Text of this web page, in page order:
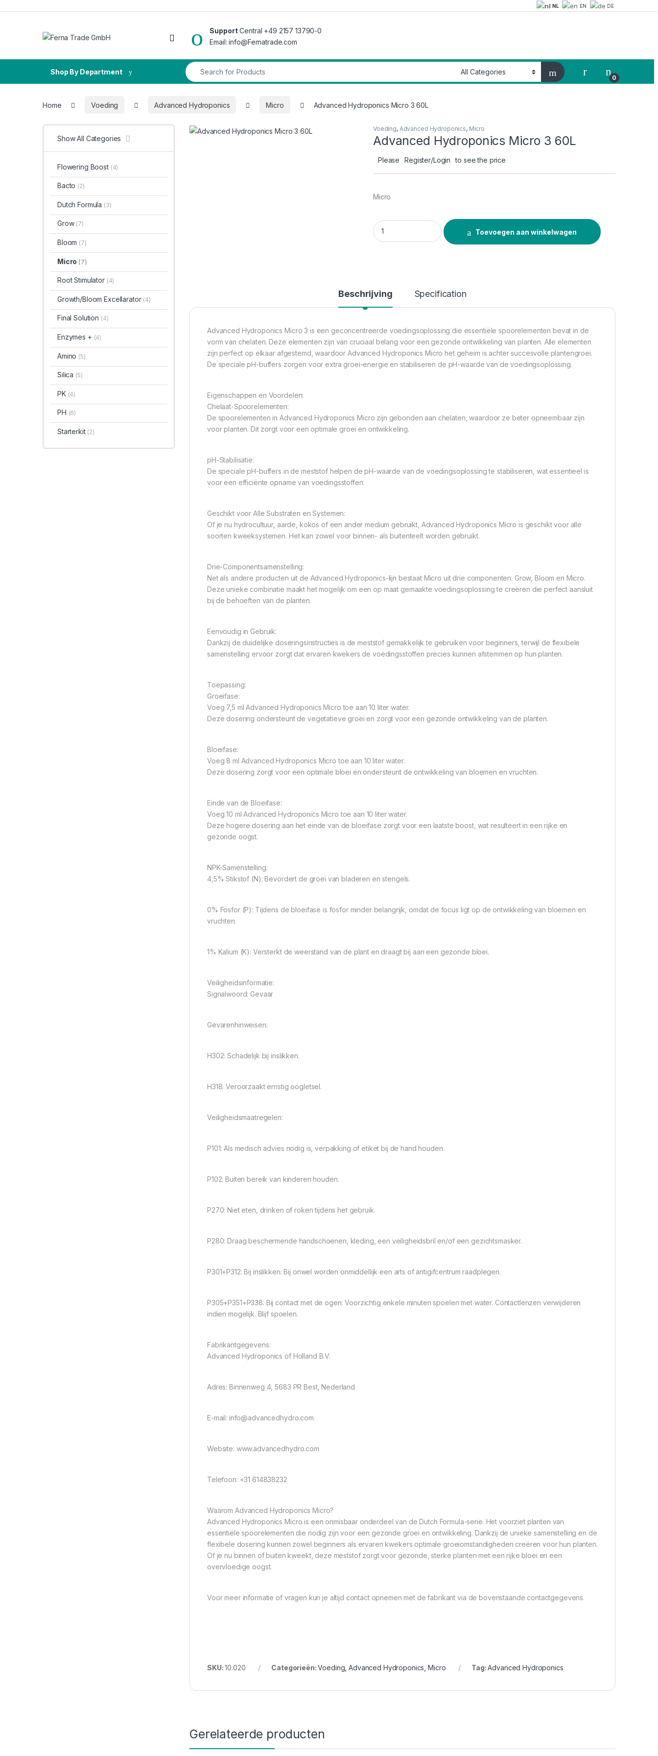
NL EN DE
Open
SupportCentral +49 2157 13790-0
Email: info@Fernatrade.com
Shop By Department
Search for:
My Account
0
Home Voeding Advanced Hydroponics Micro Advanced Hydroponics Micro 3 60L
Voeding, Advanced Hydroponics, Micro
Advanced Hydroponics Micro 3 60L
Please Register/Login to see the price
Micro
Advanced Hydroponics Micro 3 60L quantity
Toevoegen aan winkelwagen
Beschrijving Specification
Advanced Hydroponics Micro 3 is een geconcentreerde voedingsoplossing die essentiële spoorelementen bevat in de
vorm van chelaten. Deze elementen zijn van cruciaal belang voor een gezonde ontwikkeling van planten. Alle elementen
zijn perfect op elkaar afgestemd, waardoor Advanced Hydroponics Micro het geheim is achter succesvolle plantengroei.
De speciale pH-buffers zorgen voor extra groei-energie en stabiliseren de pH-waarde van de voedingsoplossing.
Eigenschappen en Voordelen:
Chelaat-Spoorelementen:
De spoorelementen in Advanced Hydroponics Micro zijn gebonden aan chelaten, waardoor ze beter opneembaar zijn
voor planten. Dit zorgt voor een optimale groei en ontwikkeling.
pH-Stabilisatie:
De speciale pH-buffers in de meststof helpen de pH-waarde van de voedingsoplossing te stabiliseren, wat essentieel is
voor een efficiënte opname van voedingsstoffen.
Geschikt voor Alle Substraten en Systemen:
Of je nu hydrocultuur, aarde, kokos of een ander medium gebruikt, Advanced Hydroponics Micro is geschikt voor alle
soorten kweeksystemen. Het kan zowel voor binnen- als buitenteelt worden gebruikt.
Drie-Componentsamenstelling:
Net als andere producten uit de Advanced Hydroponics-lijn bestaat Micro uit drie componenten: Grow, Bloom en Micro.
Deze unieke combinatie maakt het mogelijk om een op maat gemaakte voedingsoplossing te creëren die perfect aansluit
bij de behoeften van de planten.
Eenvoudig in Gebruik:
Dankzij de duidelijke doseringsinstructies is de meststof gemakkelijk te gebruiken voor beginners, terwijl de flexibele
samenstelling ervoor zorgt dat ervaren kwekers de voedingsstoffen precies kunnen afstemmen op hun planten.
Toepassing:
Groeifase:
Voeg 7,5 ml Advanced Hydroponics Micro toe aan 10 liter water.
Deze dosering ondersteunt de vegetatieve groei en zorgt voor een gezonde ontwikkeling van de planten.
Bloeifase:
Voeg 8 ml Advanced Hydroponics Micro toe aan 10 liter water.
Deze dosering zorgt voor een optimale bloei en ondersteunt de ontwikkeling van bloemen en vruchten.
Einde van de Bloeifase:
Voeg 10 ml Advanced Hydroponics Micro toe aan 10 liter water.
Deze hogere dosering aan het einde van de bloeifase zorgt voor een laatste boost, wat resulteert in een rijke en
gezonde oogst.
NPK-Samenstelling:
4,5% Stikstof (N): Bevordert de groei van bladeren en stengels.
0% Fosfor (P): Tijdens de bloeifase is fosfor minder belangrijk, omdat de focus ligt op de ontwikkeling van bloemen en
vruchten.
1% Kalium (K): Versterkt de weerstand van de plant en draagt bij aan een gezonde bloei.
Veiligheidsinformatie:
Signalwoord: Gevaar
Gevarenhinweisen:
H302: Schadelijk bij inslikken.
H318: Veroorzaakt ernstig oogletsel.
Veiligheidsmaatregelen:
P101: Als medisch advies nodig is, verpakking of etiket bij de hand houden.
P102: Buiten bereik van kinderen houden.
P270: Niet eten, drinken of roken tijdens het gebruik.
P280: Draag beschermende handschoenen, kleding, een veiligheidsbril en/of een gezichtsmasker.
P301+P312: Bij inslikken: Bij onwel worden onmiddellijk een arts of antigifcentrum raadplegen.
P305+P351+P338: Bij contact met de ogen: Voorzichtig enkele minuten spoelen met water. Contactlenzen verwijderen
indien mogelijk. Blijf spoelen.
Fabrikantgegevens:
Advanced Hydroponics of Holland B.V.
Adres: Binnenweg 4, 5683 PR Best, Nederland
E-mail: info@advancedhydro.com
Website: www.advancedhydro.com
Telefoon: +31 614838232
Waarom Advanced Hydroponics Micro?
Advanced Hydroponics Micro is een onmisbaar onderdeel van de Dutch Formula-serie. Het voorziet planten van
essentiële spoorelementen die nodig zijn voor een gezonde groei en ontwikkeling. Dankzij de unieke samenstelling en de
flexibele dosering kunnen zowel beginners als ervaren kwekers optimale groeiomstandigheden creëren voor hun planten.
Of je nu binnen of buiten kweekt, deze meststof zorgt voor gezonde, sterke planten met een rijke bloei en een
overvloedige oogst.
Voor meer informatie of vragen kun je altijd contact opnemen met de fabrikant via de bovenstaande contactgegevens.
SKU:10.020 Categorieën:Voeding ,Advanced Hydroponics ,Micro Tag:Advanced Hydroponics
Gerelateerde producten
Show All Categories
Flowering Boost (4)
Bacto (2)
Dutch Formula (3)
Grow (7)
Bloom (7)
Micro (7)
Root Stimulator (4)
Growth/Bloom Excellarator (4)
Final Solution (4)
Enzymes + (4)
Amino (5)
Silica (5)
PK (4)
PH (6)
Starterkit (2)